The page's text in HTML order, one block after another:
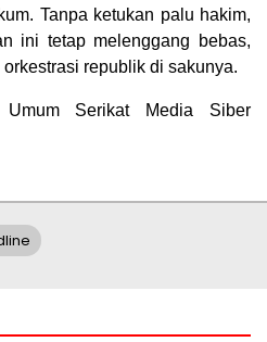
Tanpa ketukan palu hakim,
ini tetap melenggang bebas,
republik di sakunya.
Serikat Media Siber